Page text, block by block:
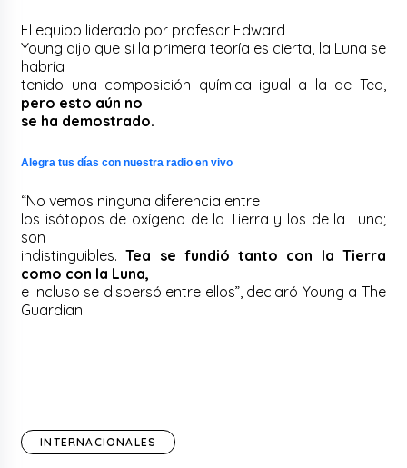
El equipo liderado por profesor Edward
Young dijo que si la primera teoría es cierta, la Luna se
habría
tenido una composición química igual a la de Tea,
pero esto aún no
se ha demostrado.
Alegra tus días con nuestra radio en vivo
“No vemos ninguna diferencia entre
los isótopos de oxígeno de la Tierra y los de la Luna;
son
indistinguibles.Tea se fundió tanto con la Tierra
como con la Luna,
e incluso se dispersó entre ellos”, declaró Young a The
Guardian.
INTERNACIONALES